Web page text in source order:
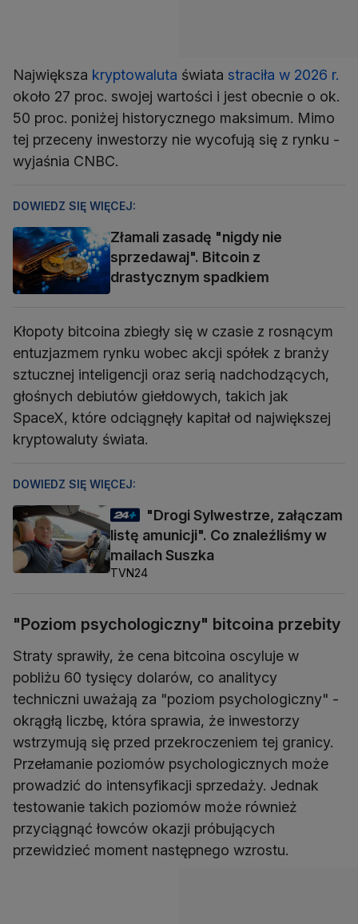
Największa kryptowaluta świata straciła w 2026 r.
około 27 proc. swojej wartości i jest obecnie o ok.
50 proc. poniżej historycznego maksimum. Mimo
tej przeceny inwestorzy nie wycofują się z rynku -
wyjaśnia CNBC.
DOWIEDZ SIĘ WIĘCEJ:
Złamali zasadę "nigdy nie
sprzedawaj". Bitcoin z
drastycznym spadkiem
Kłopoty bitcoina zbiegły się w czasie z rosnącym
entuzjazmem rynku wobec akcji spółek z branży
sztucznej inteligencji oraz serią nadchodzących,
głośnych debiutów giełdowych, takich jak
SpaceX, które odciągnęły kapitał od największej
kryptowaluty świata.
DOWIEDZ SIĘ WIĘCEJ:
"Drogi Sylwestrze, załączam
listę amunicji". Co znaleźliśmy w
mailach Suszka
TVN24
"Poziom psychologiczny" bitcoina przebity
Straty sprawiły, że cena bitcoina oscyluje w
pobliżu 60 tysięcy dolarów, co analitycy
techniczni uważają za "poziom psychologiczny" -
okrągłą liczbę, która sprawia, że inwestorzy
wstrzymują się przed przekroczeniem tej granicy.
Przełamanie poziomów psychologicznych może
prowadzić do intensyfikacji sprzedaży. Jednak
testowanie takich poziomów może również
przyciągnąć łowców okazji próbujących
przewidzieć moment następnego wzrostu.